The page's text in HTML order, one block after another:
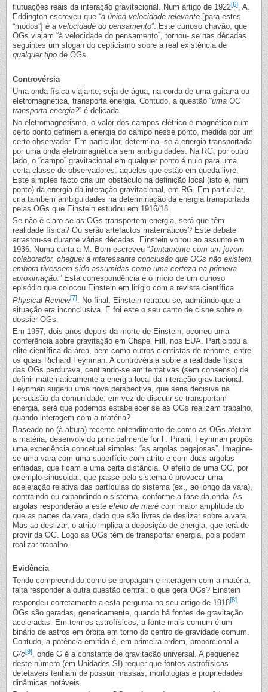
flutuações reais da interação gravitacional. Num artigo de 1922[6], A.
Eddington escreveu que “a única velocidade relevante [para estes
“modos”] é a velocidade do pensamento”. Este curioso chavão, que
OGs viajam “à velocidade do pensamento”, tornou- se nas décadas
seguintes um slogan do cepticismo sobre a real existência de
qualquer tipo de OGs.
Controvérsia
Uma onda física viajante, seja de água, na corda de uma guitarra ou
eletromagnética, transporta energia. Contudo, a questão “uma OG
transporta energia?” é delicada.
No eletromagnetismo, o valor dos campos elétrico e magnético num
certo ponto definem a energia do campo nesse ponto, medida por um
certo observador. Em particular, determina- se a energia transportada
por uma onda eletromagnética sem ambiguidades. Na RG, por outro
lado, o “campo” gravitacional em qualquer ponto é nulo para uma
certa classe de observadores: aqueles que estão em queda livre.
Este simples facto cria um obstáculo na definição local (isto é, num
ponto) da energia da interação gravitacional, em RG. Em particular,
cria também ambiguidades na determinação da energia transportada
pelas OGs que Einstein estudou em 1916/18.
Se não é claro se as OGs transportem energia, será que têm
realidade física? Ou serão artefactos matemáticos? Este debate
arrastou-se durante várias décadas. Einstein voltou ao assunto em
1936. Numa carta a M. Born escreveu “Juntamente com um jovem
colaborador, cheguei à interessante conclusão que OGs não existem,
embora tivessem sido assumidas como uma certeza na primeira
aproximação. ” Esta correspondência é o início de um curioso
episódio que colocou Einstein em litígio com a revista científica
Physical Review[7]
. No final, Einstein retratou-se, admitindo que a
situação era inconclusiva. E foi este o seu canto de cisne sobre o
dossier OGs.
Em 1957, dois anos depois da morte de Einstein, ocorreu uma
conferência sobre gravitação em Chapel Hill, nos EUA. Participou a
elite científica da área, bem como outros cientistas de renome, entre
os quais Richard Feynman. A controvérsia sobre a realidade física
das OGs perdurava, centrando-se em tentativas (sem consenso) de
definir matematicamente a energia local da interação gravitacional.
Feynman sugeriu uma nova perspectiva, que seria decisiva na
persuasão da comunidade: em vez de discutir se transportam
energia, será que podemos estabelecer se as OGs realizam trabalho,
quando interagem com a matéria?
Baseado no (à altura) recente entendimento de como as OGs afetam
a matéria, desenvolvido principalmente for F. Pirani, Feynman propôs
uma experiência concetual simples: “as argolas pegajosas”. Imagine-
se uma vara com uma superfície com atrito e com duas argolas
enfiadas, que ficam a uma certa distância. O efeito de uma OG, por
exemplo sinusoidal, que passe pelo sistema é provocar uma
aceleração relativa das partículas do sistema (ex., ao longo da vara),
contraindo ou expandindo o sistema, conforme a fase da onda. As
argolas responderão a este efeito de maré com maior amplitude do
que as partes da vara, dado que são livres de deslizar sobre a vara.
Mas ao deslizar, o atrito implica a deposição de energia, que terá de
provir da OG. Logo as OGs têm de transportar energia, pois podem
realizar trabalho.
Evidência
Tendo compreendido como se propagam e interagem com a matéria,
falta responder a outra questão central: o que gera OGs? Einstein
respondeu corretamente a esta pergunta no seu artigo de 1918[8].
OGs são geradas, genericamente, quando há fontes de gravitação
aceleradas. Em termos astrofísicos, a fonte mais comum é um
binário de astros em órbita em torno do centro de gravidade comum.
Contudo, a potência emitida é, em primeira ordem, proporcional a
G/c[9]
, onde G é a constante de gravitação universal. A pequenez
deste número (em Unidades SI) requer que fontes astrofísicas
detetaveis tenham de possuir massas, morfologias e propriedades
dinâmicas notáveis.